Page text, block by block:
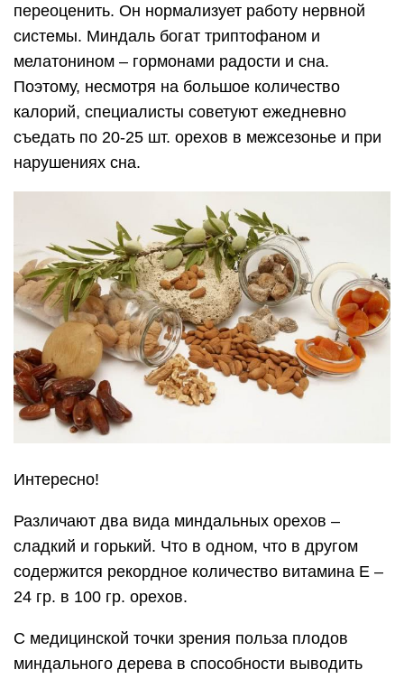
переоценить. Он нормализует работу нервной
системы. Миндаль богат триптофаном и
мелатонином – гормонами радости и сна.
Поэтому, несмотря на большое количество
калорий, специалисты советуют ежедневно
съедать по 20-25 шт. орехов в межсезонье и при
нарушениях сна.
Интересно!
Различают два вида миндальных орехов –
сладкий и горький. Что в одном, что в другом
содержится рекордное количество витамина Е –
24 гр. в 100 гр. орехов.
С медицинской точки зрения польза плодов
миндального дерева в способности выводить